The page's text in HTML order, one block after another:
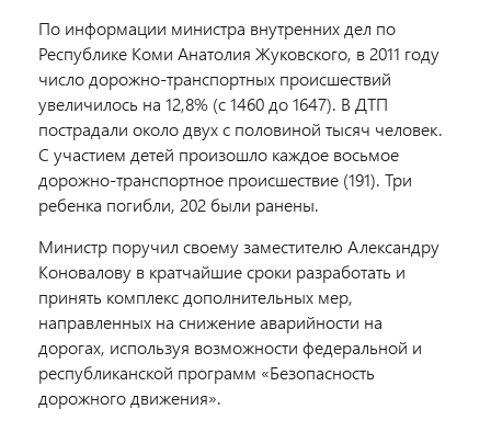
По информации министра внутренних дел по
Республике Коми Анатолия Жуковского, в 2011 году
число дорожно-транспортных происшествий
увеличилось на 12,8% (с 1460 до 1647). В ДТП
пострадали около двух с половиной тысяч человек.
С участием детей произошло каждое восьмое
дорожно-транспортное происшествие (191). Три
ребенка погибли, 202 были ранены.
Министр поручил своему заместителю Александру
Коновалову в кратчайшие сроки разработать и
принять комплекс дополнительных мер,
направленных на снижение аварийности на
дорогах, используя возможности федеральной и
республиканской программ «Безопасность
дорожного движения».